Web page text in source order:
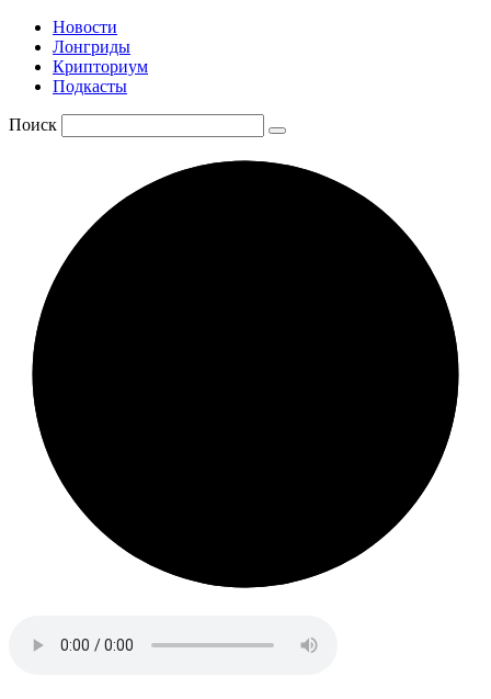
Новости
Лонгриды
Крипториум
Подкасты
Поиск